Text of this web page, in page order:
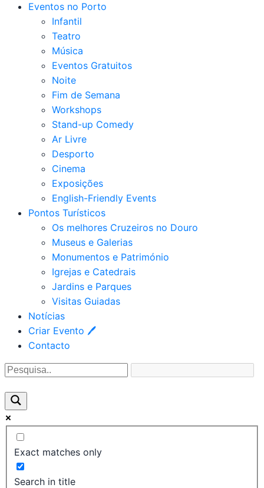
Eventos no Porto
Infantil
Teatro
Música
Eventos Gratuitos
Noite
Fim de Semana
Workshops
Stand-up Comedy
Ar Livre
Desporto
Cinema
Exposições
English-Friendly Events
Pontos Turísticos
Os melhores Cruzeiros no Douro​
Museus e Galerias
Monumentos e Património
Igrejas e Catedrais
Jardins e Parques
Visitas Guiadas
Notícias
Criar Evento 🖊
Contacto
Exact matches only
Search in title